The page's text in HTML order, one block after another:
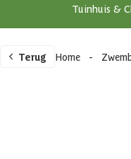
Tuinhuis &
Terug Home -